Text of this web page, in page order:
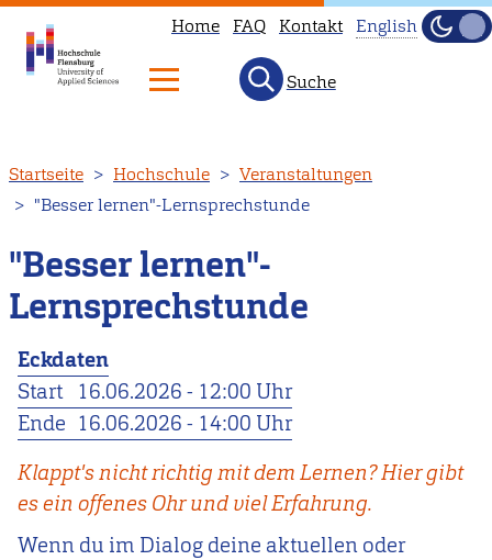
zum
Inhalt
Home FAQ Kontakt
page
instead.
English
Hell
Suche
Startseite Hochschule
Veranstaltungen
"Besser lernen"-Lernsprechstunde
"Besser lernen"-
Lernsprechstunde
Eckdaten
Start 16.06.2026 - 12:00 Uhr
Ende 16.06.2026 - 14:00 Uhr
Klappt's nicht richtig mit dem Lernen? Hier gibt
es ein offenes Ohr und viel Erfahrung.
Wenn du im Dialog deine aktuellen oder